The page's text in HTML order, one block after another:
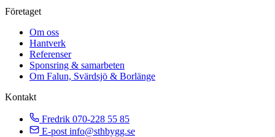
Företaget
Om oss
Hantverk
Referenser
Sponsring & samarbeten
Om Falun, Svärdsjö & Borlänge
Kontakt
Fredrik 070-228 55 85
E-post info@sthbygg.se